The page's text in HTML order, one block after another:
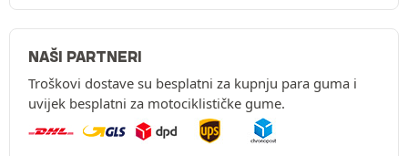
NAŠI PARTNERI
Troškovi dostave su besplatni za kupnju para guma i
uvijek besplatni za motociklističke gume.